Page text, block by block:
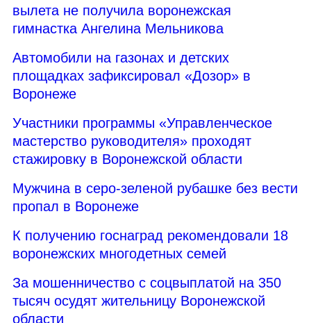
вылета не получила воронежская
гимнастка Ангелина Мельникова
Автомобили на газонах и детских
площадках зафиксировал «Дозор» в
Воронеже
Участники программы «Управленческое
мастерство руководителя» проходят
стажировку в Воронежской области
Мужчина в серо-зеленой рубашке без вести
пропал в Воронеже
К получению госнаград рекомендовали 18
воронежских многодетных семей
За мошенничество с соцвыплатой на 350
тысяч осудят жительницу Воронежской
области